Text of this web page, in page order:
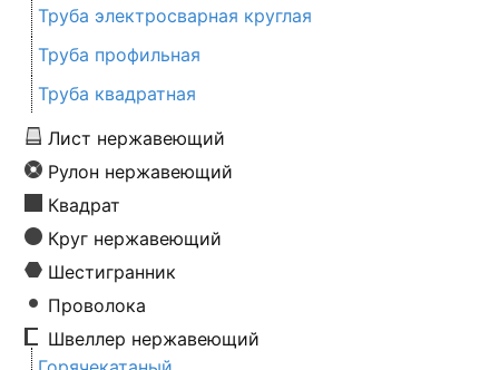
Труба электросварная круглая
Труба профильная
Труба квадратная
Лист нержавеющий
Рулон нержавеющий
Квадрат
Круг нержавеющий
Шестигранник
Проволока
Швеллер нержавеющий